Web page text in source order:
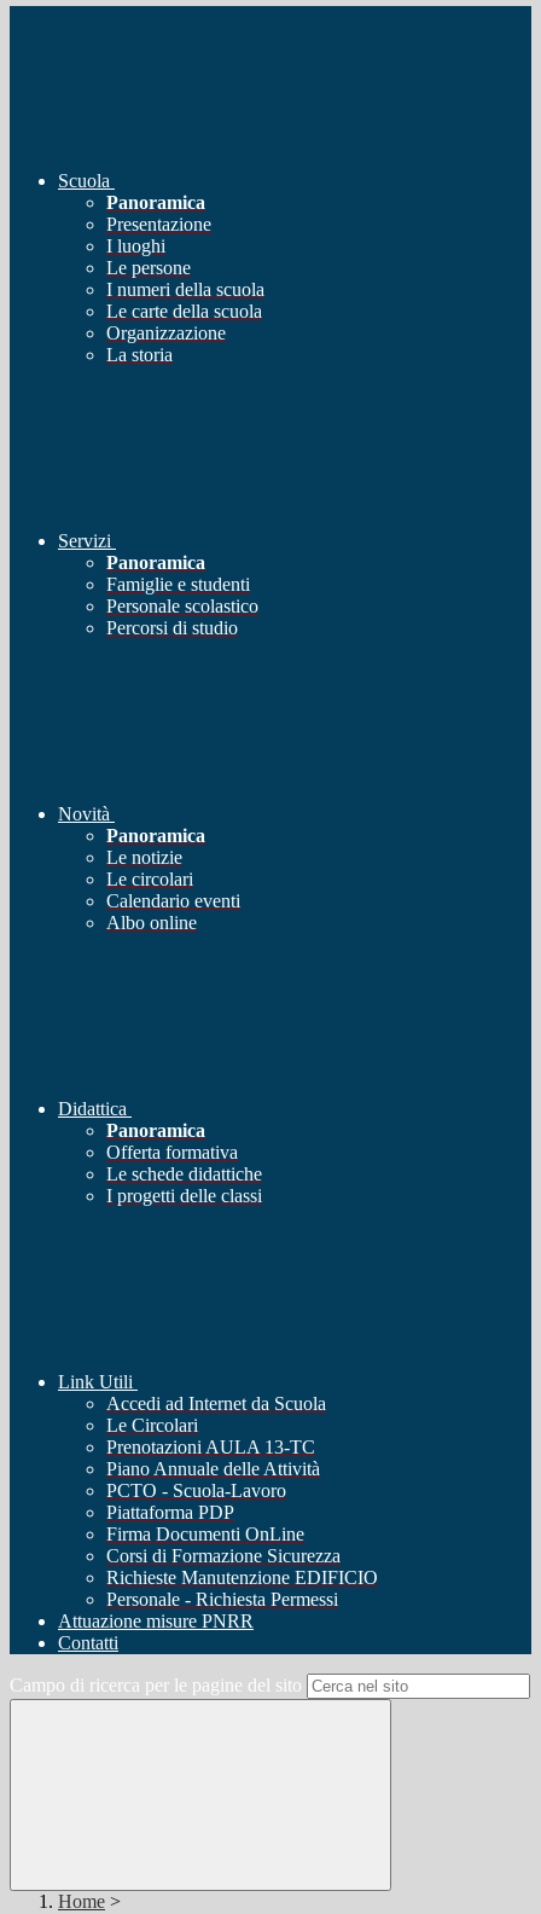
Scuola
Panoramica
Presentazione
I luoghi
Le persone
I numeri della scuola
Le carte della scuola
Organizzazione
La storia
Servizi
Panoramica
Famiglie e studenti
Personale scolastico
Percorsi di studio
Novità
Panoramica
Le notizie
Le circolari
Calendario eventi
Albo online
Didattica
Panoramica
Offerta formativa
Le schede didattiche
I progetti delle classi
Link Utili
Accedi ad Internet da Scuola
Le Circolari
Prenotazioni AULA 13-TC
Piano Annuale delle Attività
PCTO - Scuola-Lavoro
Piattaforma PDP
Firma Documenti OnLine
Corsi di Formazione Sicurezza
Richieste Manutenzione EDIFICIO
Personale - Richiesta Permessi
Attuazione misure PNRR
Contatti
Campo di ricerca per le pagine del sito
Home >